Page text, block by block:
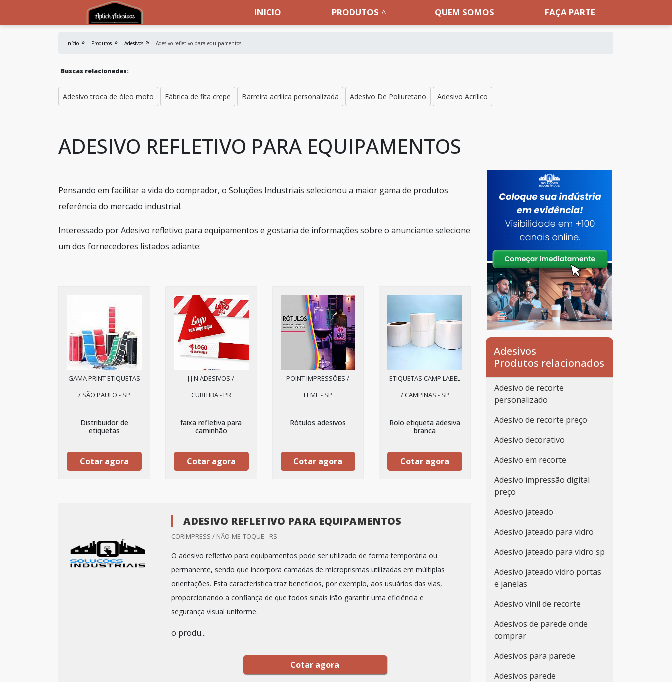
INICIO PRODUTOS QUEM SOMOS FAÇA PARTE
Início Produtos Adesivos Adesivo refletivo para equipamentos
Buscas relacionadas:
Adesivo troca de óleo moto Fábrica de fita crepe Barreira acrílica personalizada Adesivo De Poliuretano Adesivo Acrílico
ADESIVO REFLETIVO PARA EQUIPAMENTOS
Pensando em facilitar a vida do comprador, o Soluções Industriais selecionou a maior gama de produtos
referência do mercado industrial.
Interessado por Adesivo refletivo para equipamentos e gostaria de informações sobre o anunciante selecione
um dos fornecedores listados adiante:
GAMA PRINT ETIQUETAS
/ SÃO PAULO - SP
Distribuidor de
etiquetas
Cotar agora
J J N ADESIVOS /
CURITIBA - PR
faixa refletiva para
caminhão
Cotar agora
POINT IMPRESSÕES /
LEME - SP
Rótulos adesivos
Cotar agora
ETIQUETAS CAMP LABEL
/ CAMPINAS - SP
Rolo etiqueta adesiva
branca
Cotar agora
ADESIVO REFLETIVO PARA EQUIPAMENTOS
CORIMPRESS / NÃO-ME-TOQUE - RS
O adesivo refletivo para equipamentos pode ser utilizado de forma temporária ou
permanente, sendo que incorpora camadas de microprismas utilizadas em múltiplas
orientações. Esta característica traz benefícios, por exemplo, aos usuários das vias,
proporcionando a confiança de que todos sinais irão garantir uma eficiência e
segurança visual uniforme.
o produ...
Cotar agora
Adesivos
Produtos relacionados
Adesivo de recorte
personalizado
Adesivo de recorte preço
Adesivo decorativo
Adesivo em recorte
Adesivo impressão digital
preço
Adesivo jateado
Adesivo jateado para vidro
Adesivo jateado para vidro sp
Adesivo jateado vidro portas
e janelas
Adesivo vinil de recorte
Adesivos de parede onde
comprar
Adesivos para parede
Adesivos parede